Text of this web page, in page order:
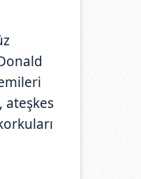
ateşkes